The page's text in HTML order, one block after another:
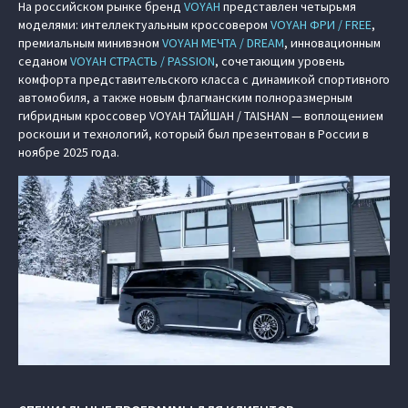
На российском рынке бренд VOYAH представлен четырьмя
моделями: интеллектуальным кроссовером VOYAH ФРИ / FREE,
премиальным минивэном VOYAH МЕЧТА / DREAM, инновационным
седаном VOYAH СТРАСТЬ / PASSION, сочетающим уровень
комфорта представительского класса с динамикой спортивного
автомобиля, а также новым флагманским полноразмерным
гибридным кроссовер VOYAH ТАЙШАН / TAISHAN — воплощением
роскоши и технологий, который был презентован в России в
ноябре 2025 года.